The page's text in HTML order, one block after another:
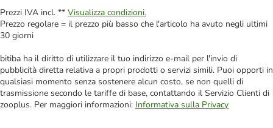
Prezzi IVA incl. ** Visualizza condizioni.
Prezzo regolare = il prezzo più basso che l'articolo ha avuto negli ultimi
30 giorni
bitiba ha il diritto di utilizzare il tuo indirizzo e-mail per l'invio di
pubblicità diretta relativa a propri prodotti o servizi simili. Puoi opporti in
qualsiasi momento senza sostenere alcun costo, se non quelli di
trasmissione secondo le tariffe di base, contattando il Servizio Clienti di
zooplus. Per maggiori informazioni: Informativa sulla Privacy